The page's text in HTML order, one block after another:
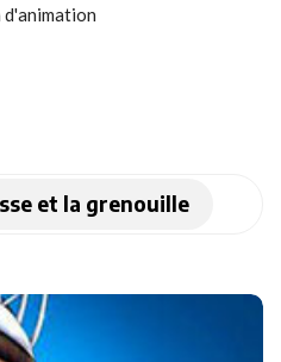
d'animation
et la grenouille